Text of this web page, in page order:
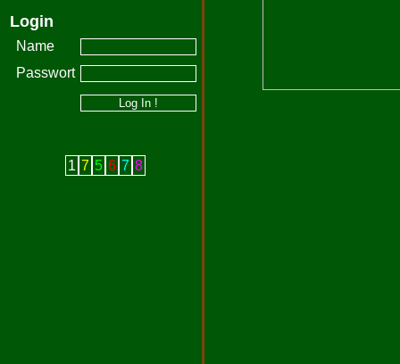
Login
Name
Passwort
1 7 5 6 7 8